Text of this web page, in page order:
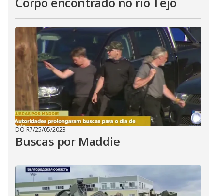
DO R7/25/05/2023
Buscas por Maddie